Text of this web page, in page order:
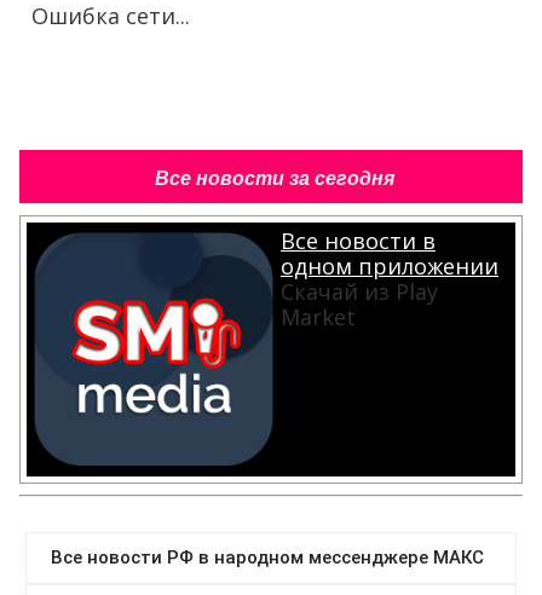
Ошибка сети...
Все новости за сегодня
Все новости в
одном приложении
Скачай из Play
Market